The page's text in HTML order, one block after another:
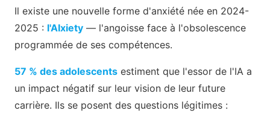
Il existe une nouvelle forme d'anxiété née en 2024-
2025 : l'AIxiety — l'angoisse face à l'obsolescence
programmée de ses compétences.
57 % des adolescents estiment que l'essor de l'IA a
un impact négatif sur leur vision de leur future
carrière. Ils se posent des questions légitimes :